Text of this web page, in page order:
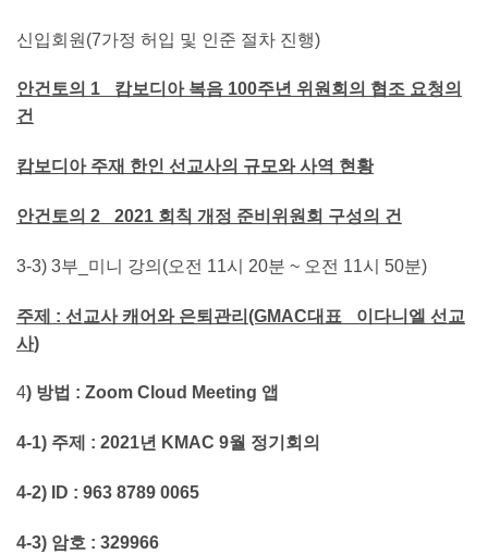
신입회원(7가정 허입 및 인준 절차 진행)
안건토의 1_ 캄보디아 복음 100주년 위원회의 협조 요청의
건
캄보디아 주재 한인 선교사의 규모와 사역 현황
안건토의 2_ 2021 회칙 개정 준비위원회 구성의 건
3-3) 3부_미니 강의(오전 11시 20분 ~ 오전 11시 50분)
주제 : 선교사 캐어와 은퇴관리 (GMAC대표
이다니엘 선교
사)
4) 방법 : Zoom Cloud Meeting 앱
4-1) 주제 : 2021년 KMAC 9월 정기회의
4-2) ID : 963 8789 0065
4-3) 암호 : 329966